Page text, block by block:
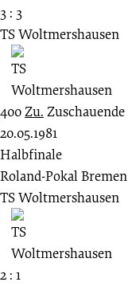
3 : 3
TS Woltmershausen
400Zu. Zuschauende
20.05.1981
Halbfinale
Roland-Pokal Bremen
TS Woltmershausen
2 : 1